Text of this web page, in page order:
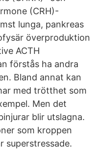
(CRH)-
lunga, pankreas
överproduktion
ACTH
förstås ha andra
Bland annat kan
med trötthet som
Men det
blir utslagna.
som kroppen
superstressade.